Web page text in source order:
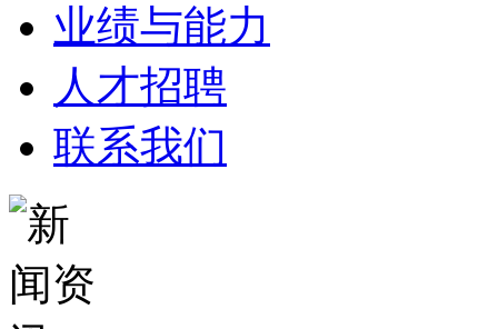
业绩与能力
人才招聘
联系我们